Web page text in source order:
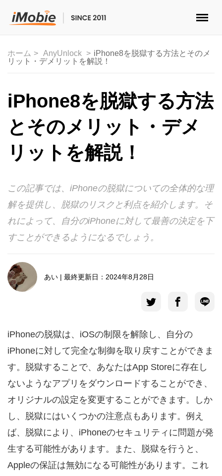
マルチメディア
便利ツール
ソリューション
ダウンロード
サポート
言語選択
ホーム AnyUnlock
iPhone8を脱獄する方法とそのメ
リット・デメリットを解説！
iPhone8を脱獄する方法
とそのメリット・デメ
リットを解説！
この記事では、iPhoneの脱獄についての全体的な理
解を提供し、脱獄のリスクと利点を紹介します。そ
れによって、自分のiPhoneに対して最善の決定を下
すことができるようになるでしょう。
あい | 最終更新日：2024年8月28日
iPhoneの脱獄は、iOSの制限を解除し、自分の
iPhoneに対して完全な制御を取り戻すことができま
す。脱獄することで、あなたはApp Storeに存在し
ないようなアプリをダウンロードすることができ、
オリジナルの設定を変更することができます。しか
し、脱獄にはいくつかの注意点もあります。例え
ば、脱獄により、iPhoneのセキュリティに問題が発
生する可能性があります。また、脱獄を行うと、
Appleの保証は無効になる可能性があります。これ